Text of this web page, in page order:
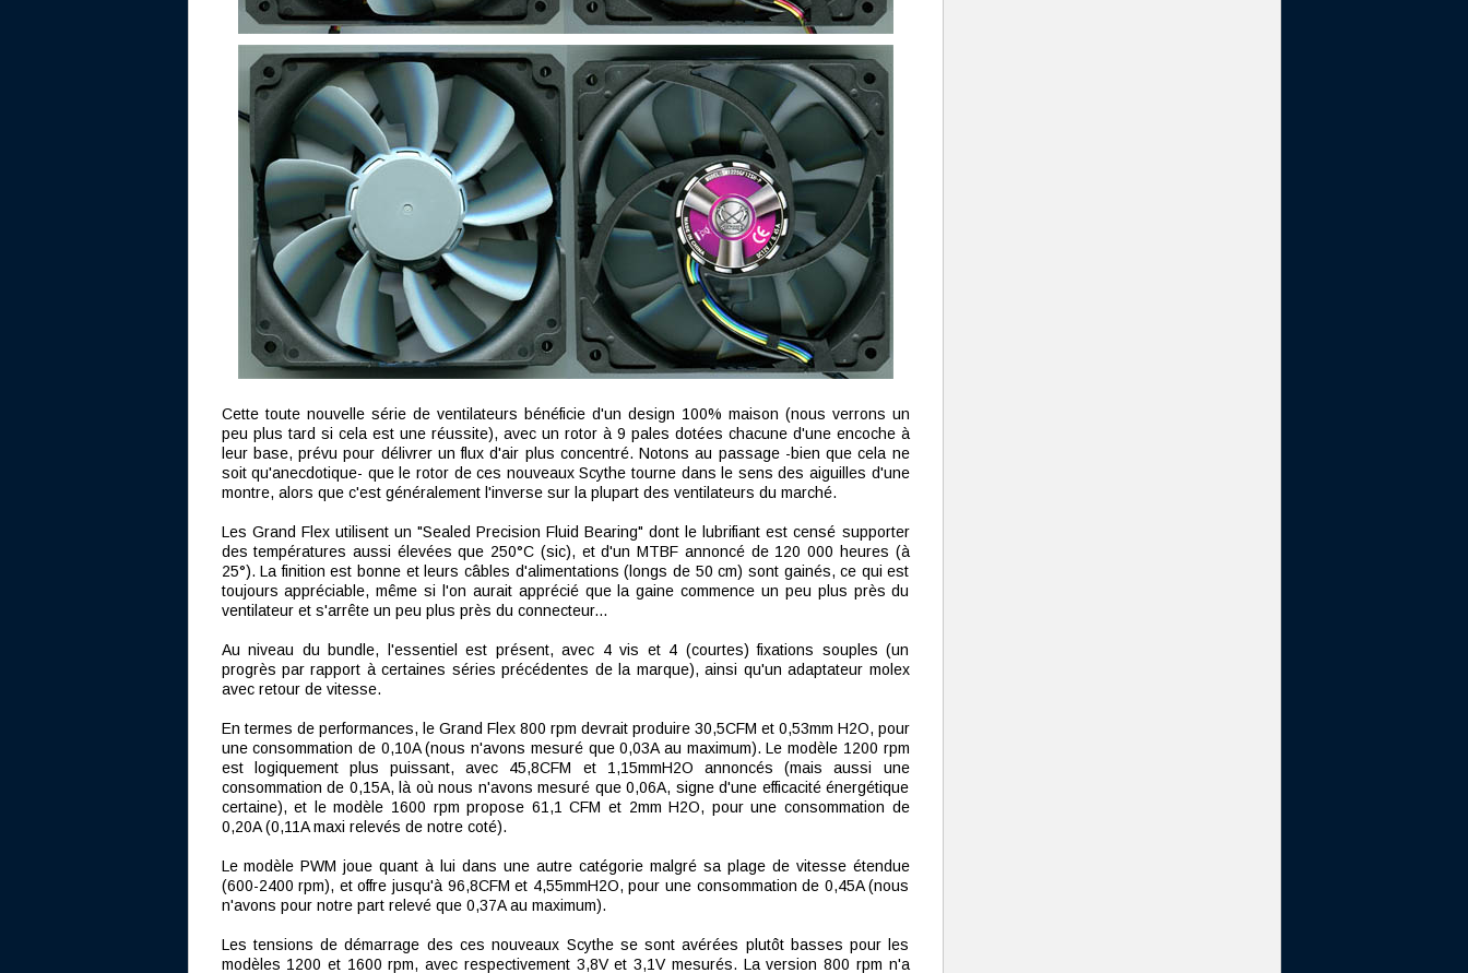
Cette toute nouvelle série de ventilateurs bénéficie d'un design 100% maison (nous verrons un
peu plus tard si cela est une réussite), avec un rotor à 9 pales dotées chacune d'une encoche à
leur base, prévu pour délivrer un flux d'air plus concentré. Notons au passage -bien que cela ne
soit qu'anecdotique- que le rotor de ces nouveaux Scythe tourne dans le sens des aiguilles d'une
montre, alors que c'est généralement l'inverse sur la plupart des ventilateurs du marché.
Les Grand Flex utilisent un "Sealed Precision Fluid Bearing" dont le lubrifiant est censé supporter
des températures aussi élevées que 250°C (sic), et d'un MTBF annoncé de 120 000 heures (à
25°). La finition est bonne et leurs câbles d'alimentations (longs de 50 cm) sont gainés, ce qui est
toujours appréciable, même si l'on aurait apprécié que la gaine commence un peu plus près du
ventilateur et s'arrête un peu plus près du connecteur...
Au niveau du bundle, l'essentiel est présent, avec 4 vis et 4 (courtes) fixations souples (un
progrès par rapport à certaines séries précédentes de la marque), ainsi qu'un adaptateur molex
avec retour de vitesse.
En termes de performances, le Grand Flex 800 rpm devrait produire 30,5CFM et 0,53mm H2O, pour
une consommation de 0,10A (nous n'avons mesuré que 0,03A au maximum). Le modèle 1200 rpm
est logiquement plus puissant, avec 45,8CFM et 1,15mmH2O annoncés (mais aussi une
consommation de 0,15A, là où nous n'avons mesuré que 0,06A, signe d'une efficacité énergétique
certaine), et le modèle 1600 rpm propose 61,1 CFM et 2mm H2O, pour une consommation de
0,20A (0,11A maxi relevés de notre coté).
Le modèle PWM joue quant à lui dans une autre catégorie malgré sa plage de vitesse étendue
(600-2400 rpm), et offre jusqu'à 96,8CFM et 4,55mmH2O, pour une consommation de 0,45A (nous
n'avons pour notre part relevé que 0,37A au maximum).
Les tensions de démarrage des ces nouveaux Scythe se sont avérées plutôt basses pour les
modèles 1200 et 1600 rpm, avec respectivement 3,8V et 3,1V mesurés. La version 800 rpm n'a